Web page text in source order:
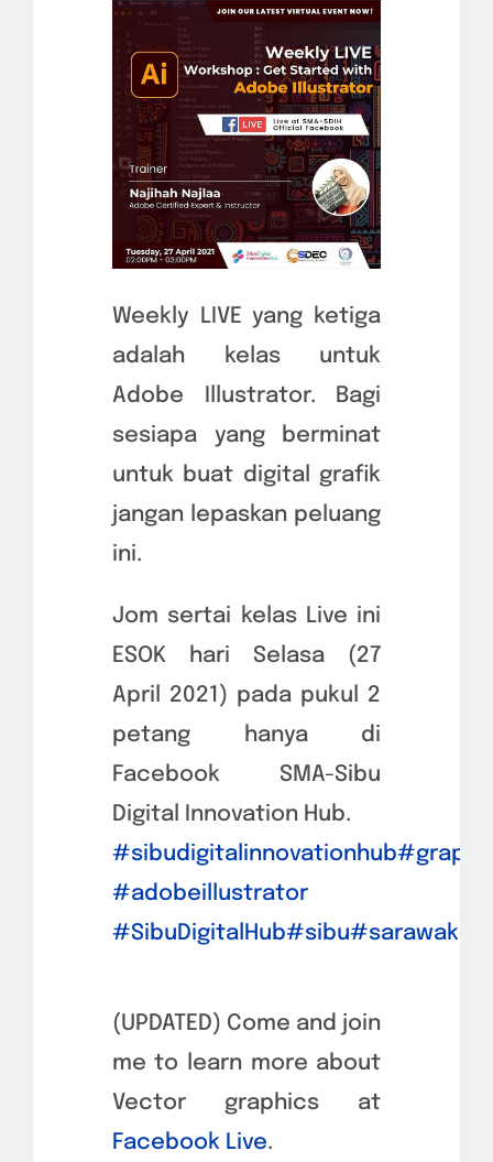
Weekly LIVE yang ketiga
adalah kelas untuk
Adobe Illustrator. Bagi
sesiapa yang berminat
untuk buat digital grafik
jangan lepaskan peluang
ini.
Jom sertai kelas Live ini
ESOK hari Selasa (27
April 2021) pada pukul 2
petang hanya di
Facebook SMA-Sibu
Digital Innovation Hub.
#sibudigitalinnovationhub
#adobeillustrator
#SibuDigitalHub#sibu#sarawak
(UPDATED) Come and join
me to learn more about
Vector graphics at
Facebook Live.